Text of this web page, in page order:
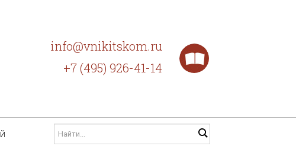
info@vnikitskom.ru
+7 (495) 926-41-14